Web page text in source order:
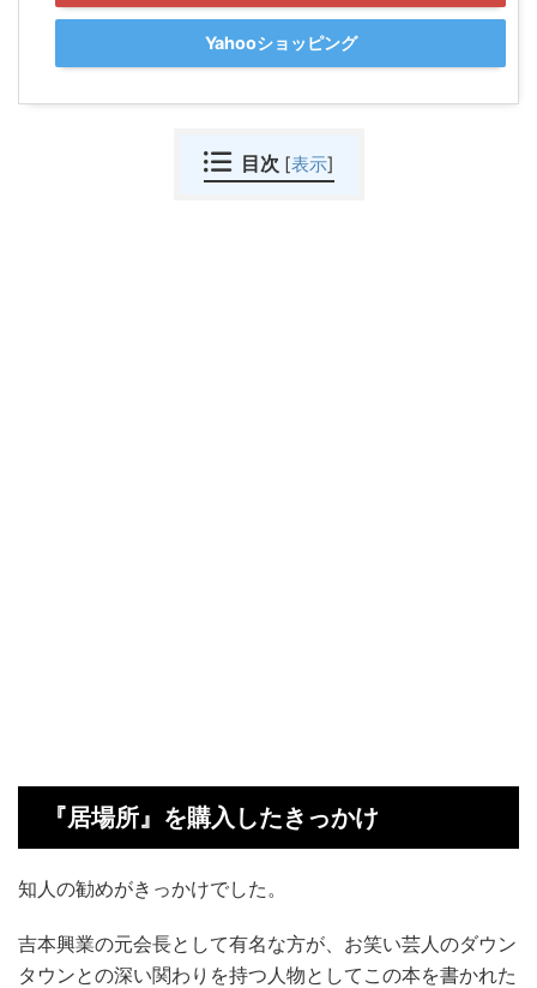
Yahooショッピング
目次 [表示]
『居場所』を購入したきっかけ
知人の勧めがきっかけでした。
吉本興業の元会長として有名な方が、お笑い芸人のダウン
タウンとの深い関わりを持つ人物としてこの本を書かれた